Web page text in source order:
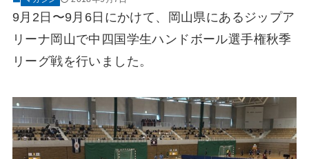
9月2日〜9月6日にかけて、岡山県にあるジップア
リーナ岡山で中四国学生ハンドボール選手権秋季
リーグ戦を行いました。